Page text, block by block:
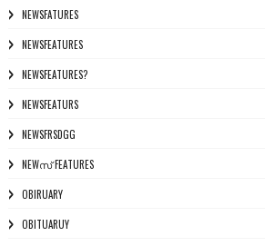
NEWSFATURES
NEWSFEATURES
NEWSFEATURES?
NEWSFEATURS
NEWSFRSDGG
NEWസ് FEATURES
OBIRUARY
OBITUARUY